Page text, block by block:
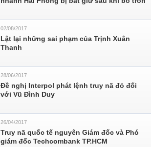
02/08/2017
Lật lại những sai phạm của Trịnh Xuân
Thanh
28/06/2017
Đề nghị Interpol phát lệnh truy nã đỏ đối
với Vũ Đình Duy
26/04/2017
Truy nã quốc tế nguyên Giám đốc và Phó
giám đốc Techcombank TP.HCM